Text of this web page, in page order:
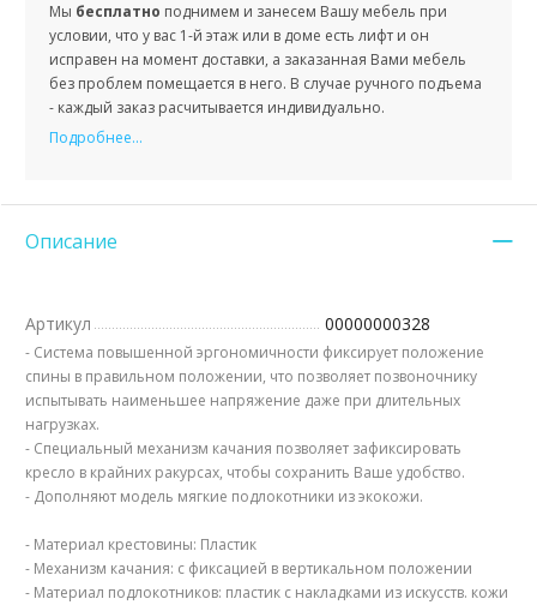
Мы бесплатно поднимем и занесем Вашу мебель при
условии, что у вас 1-й этаж или в доме есть лифт и он
исправен на момент доставки, а заказанная Вами мебель
без проблем помещается в него. В случае ручного подъема
- каждый заказ расчитывается индивидуально.
Подробнее...
Описание
Артикул 00000000328
- Система повышенной эргономичности фиксирует положение
спины в правильном положении, что позволяет позвоночнику
испытывать наименьшее напряжение даже при длительных
нагрузках.
- Специальный механизм качания позволяет зафиксировать
кресло в крайних ракурсах, чтобы сохранить Ваше удобство.
- Дополняют модель мягкие подлокотники из экокожи.
- Материал крестовины: Пластик
- Механизм качания: с фиксацией в вертикальном положении
- Материал подлокотников: пластик с накладками из искусств. кожи